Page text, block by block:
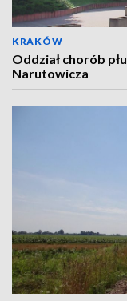
KRAKÓW
Oddział chorób
Narutowicza